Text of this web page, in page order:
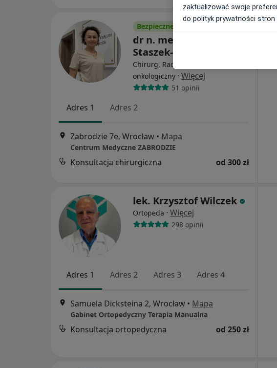
Bezpieczne płatności
dr n. med. Urszula
Staszek-Szewczyk
Chirurg, Radioterapeuta
onkologiczny · Więcej
51 opinii
Adres 1 Adres 2
Zabrodzie 7e, Wrocław • Mapa
Centrum Medyczne ZABRODZIE
Konsultacja chirurgiczna od 300 zł
lek. Krzysztof Wilczek
Ortopeda · Więcej
298 opinii
Adres 1 Adres 2 Adres 3 Adres 4
Samuela Dicksteina 2, Wrocław • Mapa
Gabinet Ortopedyczny Terapia Manualna
Konsultacja ortopedyczna od 250 zł
zaktualizować swoje
do polityk prywatności